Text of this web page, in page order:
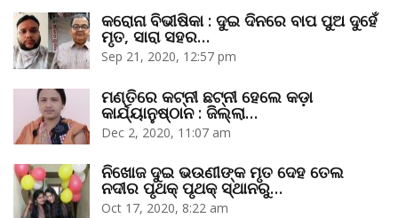
କରୋନା ବିଭୀଷିକା : ଦୁଇ ଦିନରେ ବାପ ପୁଅ ଦୁହେଁ
ମୃତ, ସାରା ସହର…
Sep 21, 2020, 12:57 pm
ମଣ୍ତିରେ କଟ୍‌ନୀ ଛଟ୍‌ନୀ ହେଲେ କଡ଼ା
କାର୍ଯ୍ୟାନୁଷ୍ଠାନ : ଜିଲ୍ଲା…
Dec 2, 2020, 11:07 am
ନିଖୋଜ ଦୁଇ ଭଉଣୀଙ୍କ ମୃତ ଦେହ ତେଲ
ନଦୀର ପୃଥକ୍‌ ପୃଥକ୍‌ ସ୍ଥାନରୁ…
Oct 17, 2020, 8:22 am